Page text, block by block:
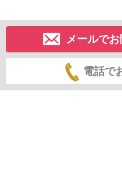
メールで
電話で